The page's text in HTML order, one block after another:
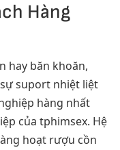
Hàng
hay băn khoăn,
suport nhiệt liệt
hàng nhất
của tphimsex. Hệ
hoạt rượu cồn